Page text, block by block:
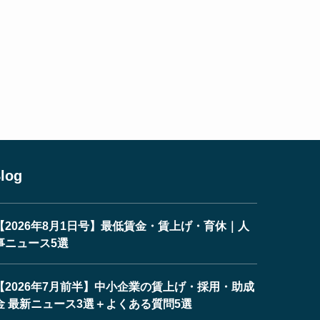
【2026年8月1日号】最低賃金・賃上げ・育休｜人
ニュース5選
【2026年7月前半】中小企業の賃上げ・採用・助成
最新ニュース3選＋よくある質問5選